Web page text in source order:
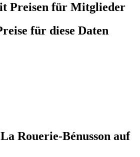
Preisen für Mitglieder
für diese Daten
Rouerie-Bénusson auf